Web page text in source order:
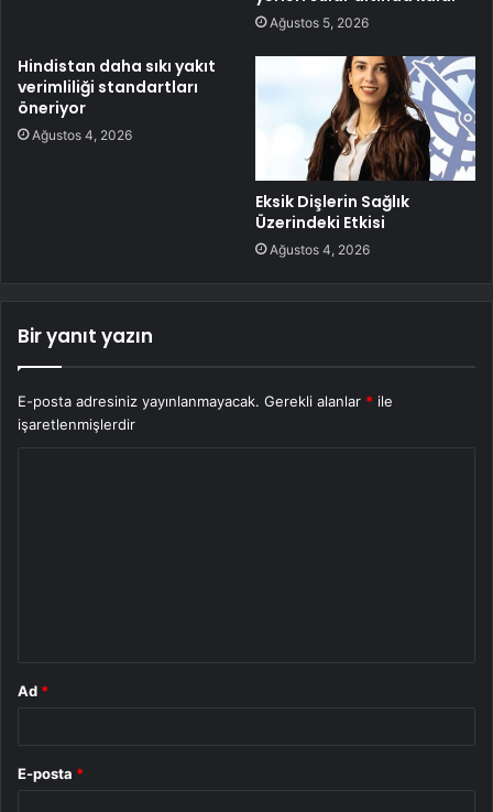
Ağustos 5, 2026
Hindistan daha sıkı yakıt
verimliliği standartları
öneriyor
Ağustos 4, 2026
Eksik Dişlerin Sağlık
Üzerindeki Etkisi
Ağustos 4, 2026
Bir yanıt yazın
E-posta adresiniz yayınlanmayacak. Gerekli alanlar * ile
işaretlenmişlerdir
Ad *
E-posta *